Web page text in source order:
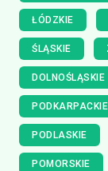
ŁÓDZKIE
ŚLĄSKIE
DOLNOŚLĄSKIE
PODKARPACKIE
PODLASKIE
POMORSKIE